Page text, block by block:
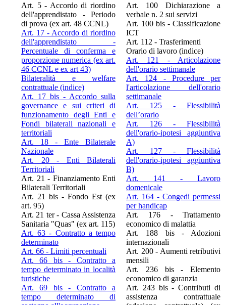
Art. 5 - Accordo di riordino
dell'apprendistato - Periodo
di prova (ex art. 48 CCNL)
Art. 17 - Accordo di riordino
dell'apprendistato -
Percentuale di conferma e
proporzione numerica (ex art.
46 CCNL e ex art 43)
Bilateralità e welfare
contrattuale (indice)
Art. 17 bis - Accordo sulla
governance e sui criteri di
funzionamento degli Enti e
Fondi bilaterali nazionali e
territoriali
Art. 18 - Ente Bilaterale
Nazionale
Art. 20 - Enti Bilaterali
Territoriali
Art. 21 - Finanziamento Enti
Bilaterali Territoriali
Art. 21 bis - Fondo Est (ex
art. 95)
Art. 21 ter - Cassa Assistenza
Sanitaria "Quas" (ex art. 115)
Art. 63 - Contratto a tempo
determinato
Art. 66 - Limiti percentuali
Art. 66 bis - Contratto a
tempo determinato in località
turistiche
Art. 69 bis - Contratto a
tempo determinato di
Art. 100 Dichiarazione a
verbale n. 2 sui servizi
Art. 100 bis - Classificazione
ICT
Art. 112 - Trasferimenti
Orario di lavoro (indice)
Art. 121 - Articolazione
dell'orario settimanale
Art. 124 - Procedure per
l'articolazione dell'orario
settimanale
Art. 125 - Flessibilità
dell’orario
Art. 126 - Flessibilità
dell'orario-ipotesi aggiuntiva
A)
Art. 127 - Flessibilità
dell'orario-ipotesi aggiuntiva
B)
Art. 141 - Lavoro
domenicale
Art. 164 - Congedi permessi
per handicap
Art. 176 - Trattamento
economico di malattia
Art. 188 bis - Adozioni
internazionali
Art. 200 - Aumenti retributivi
mensili
Art. 236 bis - Elemento
economico di garanzia
Art. 243 bis - Contributi di
assistenza contrattuale